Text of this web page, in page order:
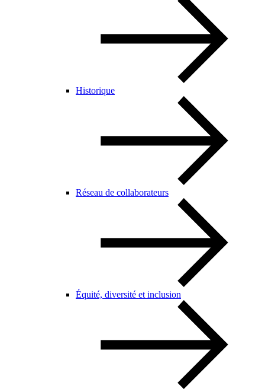
Historique
Réseau de collaborateurs
Équité, diversité et inclusion